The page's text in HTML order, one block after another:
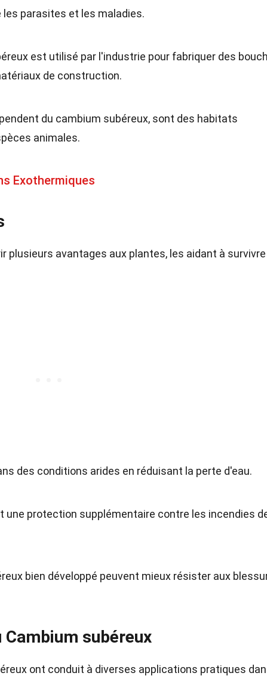
parasites et les maladies.
est utilisé par l'industrie pour fabriquer des
de construction.
du cambium subéreux, sont des habitats
animales.
Exothermiques
plusieurs avantages aux plantes, les aidant à survivre
des conditions arides en réduisant la perte d'eau.
une protection supplémentaire contre les incendies
bien développé peuvent mieux résister aux
subéreux
ont conduit à diverses applications pratiques